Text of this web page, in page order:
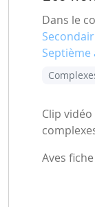
Dans le
Septième
Clip
Aves